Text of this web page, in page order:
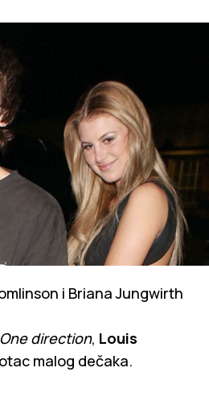
i Briana Jungwirth
One direction, Louis
malog dečaka.